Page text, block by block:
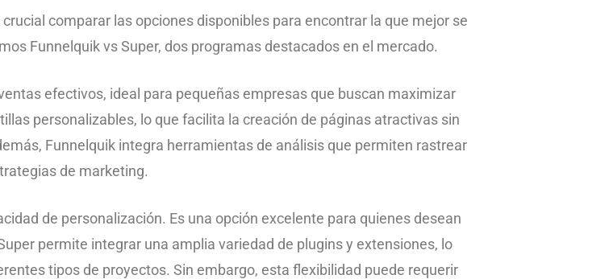
comparar las opciones disponibles para encontrar la que mejor se
Funnelquik vs Super, dos programas destacados en el mercado.
efectivos, ideal para pequeñas empresas que buscan maximizar
personalizables, lo que facilita la creación de páginas atractivas sin
Funnelquik integra herramientas de análisis que permiten rastrear
de marketing.
de personalización. Es una opción excelente para quienes desean
permite integrar una amplia variedad de plugins y extensiones, lo
tipos de proyectos. Sin embargo, esta flexibilidad puede requerir